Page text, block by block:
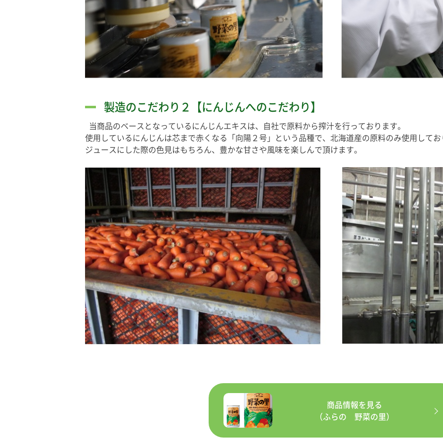
製造のこだわり２【にんじんへのこだわり】
当商品のベースとなっているにんじんエキスは、自社で原料から搾汁を行っております。
使用しているにんじんは芯まで赤くなる「向陽２号」という品種で、北海道産の原料のみ使用して
ジュースにした際の色見はもちろん、豊かな甘さや風味を楽しんで頂けます。
商品情報を見る
（ふらの 野菜の里）